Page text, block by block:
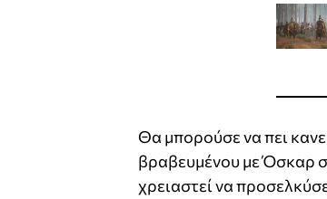
Θα μπορούσε να πει
βραβευμένου με Όσκαρ
χρειαστεί να